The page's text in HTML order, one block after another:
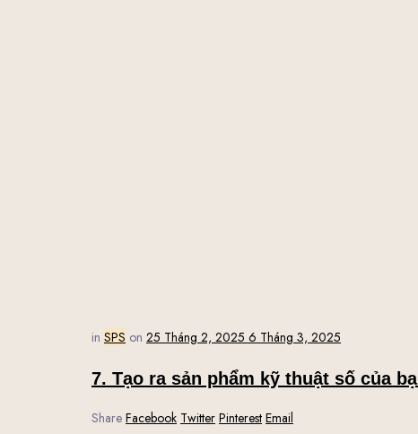
in SPS on 25 Tháng 2, 2025 6 Tháng 3, 2025
7. Tạo ra sản phẩm kỹ thuật số của
Share Facebook Twitter Pinterest Email